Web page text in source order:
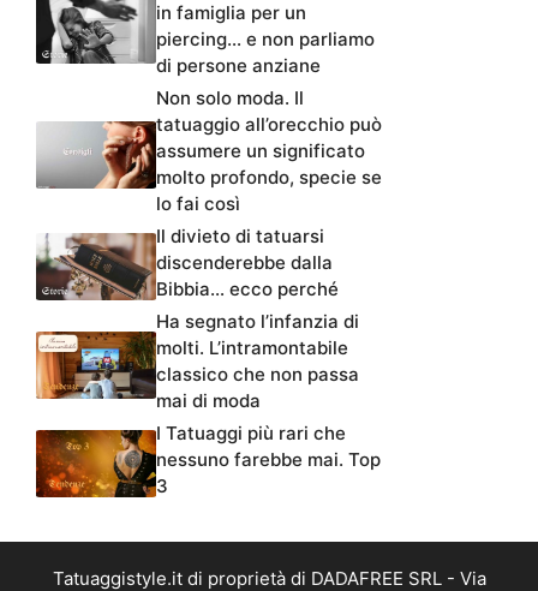
in famiglia per un
piercing… e non parliamo
di persone anziane
Non solo moda. Il
tatuaggio all’orecchio può
assumere un significato
molto profondo, specie se
lo fai così
Il divieto di tatuarsi
discenderebbe dalla
Bibbia… ecco perché
Ha segnato l’infanzia di
molti. L’intramontabile
classico che non passa
mai di moda
I Tatuaggi più rari che
nessuno farebbe mai. Top
3
Tatuaggistyle.it di proprietà di DADAFREE SRL - Via